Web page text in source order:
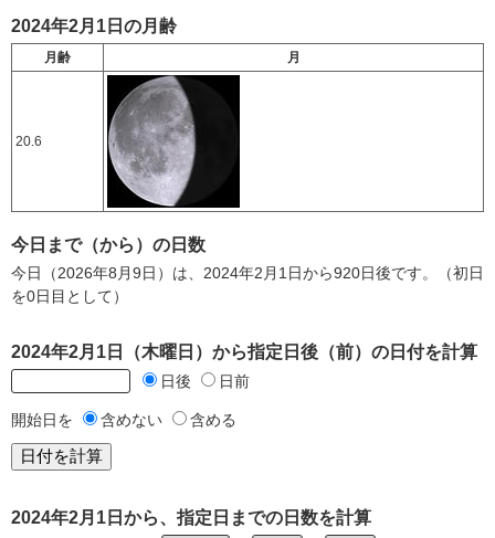
2024年2月1日の月齢
月齢 月
20.6
今日まで（から）の日数
今日（2026年8月9日）は、2024年2月1日から920日後です。（初日
を0日目として）
2024年2月1日（木曜日）から指定日後（前）の日付を計算
日後 日前
開始日を 含めない 含める
2024年2月1日から、指定日までの日数を計算